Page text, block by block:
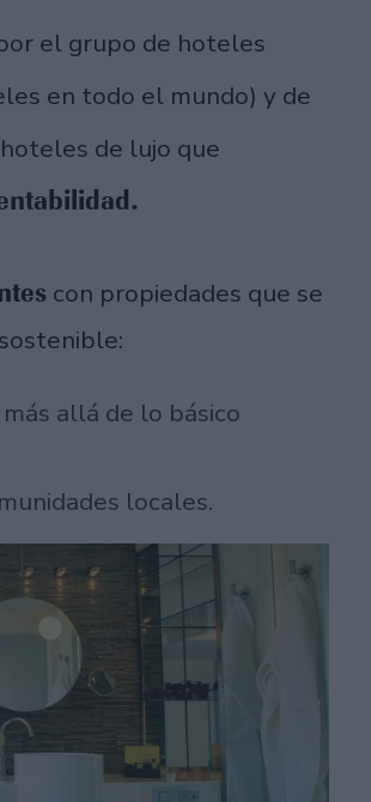
el grupo de hoteles
en todo el mundo) y de
de lujo que
con propiedades que se
allá de lo básico
locales.